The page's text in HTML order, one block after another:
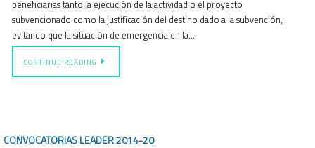
beneficiarias tanto la ejecución de la actividad o el proyecto
subvencionado como la justificación del destino dado a la subvención,
evitando que la situación de emergencia en la…
CONTINUE READING
CONVOCATORIAS LEADER2014-20